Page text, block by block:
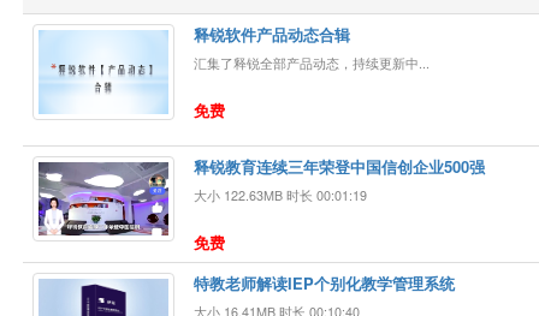
释锐软件产品动态合辑
汇集了释锐全部产品动态，持续更新中...
免费
释锐教育连续三年荣登中国信创企业500强
大小 122.63MB 时长 00:01:19
免费
特教老师解读IEP个别化教学管理系统
大小 16.41MB 时长 00:10:40